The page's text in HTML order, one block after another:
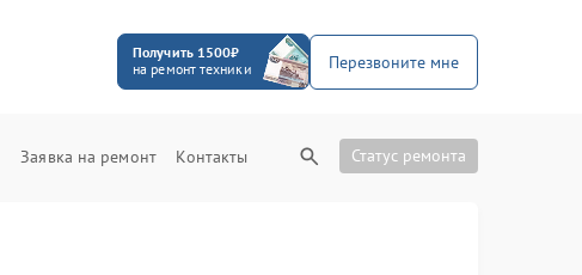
Получить 1500₽
на ремонт техники
Перезвоните мне
Заявка на ремонт Контакты Статус ремонта